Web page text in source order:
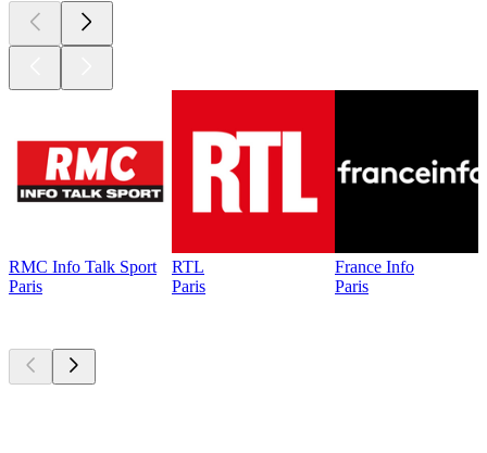
RMC Info Talk Sport
Paris
RTL
Paris
France Info
Paris